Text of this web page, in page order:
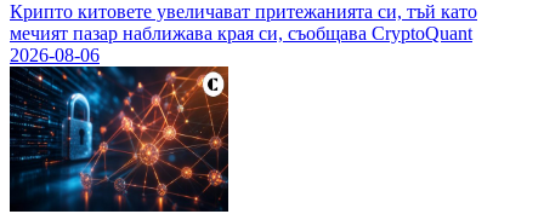
Крипто китовете увеличават притежанията си, тъй като
мечият пазар наближава края си, съобщава CryptoQuant
2026-08-06